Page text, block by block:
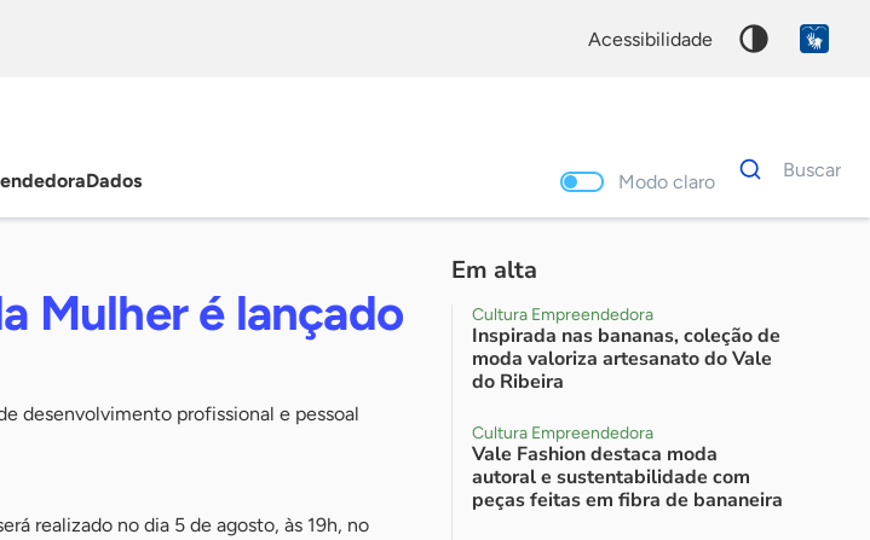
acessibilidade
Dados Modo claro
Dados
para
Buscar
Mulher é lançado
desenvolvimento profissional e pessoal
realizado no dia 5 de agosto, às 19h, no
Em alta
Cultura Empreendedora
Inspirada nas bananas, coleção de
moda valoriza artesanato do Vale
do Ribeira
Cultura Empreendedora
Vale Fashion destaca moda
autoral e sustentabilidade com
peças feitas em fibra de bananeira